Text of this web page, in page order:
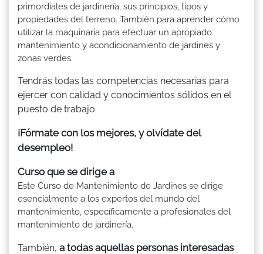
primordiales de jardinería, sus principios, tipos y
propiedades del terreno. También para aprender cómo
utilizar la maquinaria para efectuar un apropiado
mantenimiento y acondicionamiento de jardines y
zonas verdes.
Tendrás todas las competencias necesarias para
ejercer con calidad y conocimientos sólidos en el
puesto de trabajo.
¡Fórmate con los mejores, y olvídate del
desempleo!
Curso que se dirige a
Este Curso de Mantenimiento de Jardines se dirige
esencialmente a los expertos del mundo del
mantenimiento, específicamente a profesionales del
mantenimiento de jardinería.
También, a todas aquellas personas interesadas